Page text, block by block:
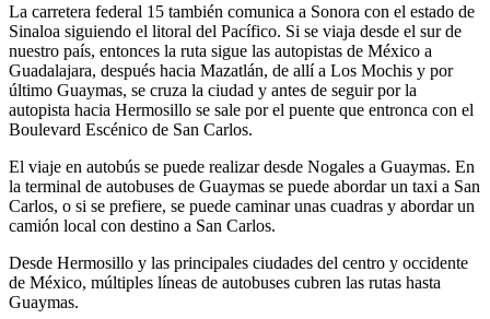
La carretera federal 15 también comunica a Sonora con el estado de
Sinaloa siguiendo el litoral del Pacífico. Si se viaja desde el sur de
nuestro país, entonces la ruta sigue las autopistas de México a
Guadalajara, después hacia Mazatlán, de allí a Los Mochis y por
último Guaymas, se cruza la ciudad y antes de seguir por la
autopista hacia Hermosillo se sale por el puente que entronca con el
Boulevard Escénico de San Carlos.
El viaje en autobús se puede realizar desde Nogales a Guaymas. En
la terminal de autobuses de Guaymas se puede abordar un taxi a San
Carlos, o si se prefiere, se puede caminar unas cuadras y abordar un
camión local con destino a San Carlos.
Desde Hermosillo y las principales ciudades del centro y occidente
de México, múltiples líneas de autobuses cubren las rutas hasta
Guaymas.